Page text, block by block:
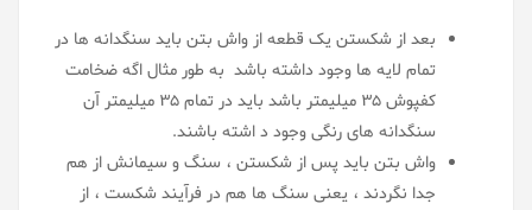
بعد از شکستن یک قطعه از واش بتن باید سنگدانه ها در
تمام لایه ها وجود داشته باشد به طور مثال اگه ضخامت
کفپوش 35 میلیمتر باشد باید در تمام 35 میلیمتر آن
سنگدانه های رنگی وجود د اشته باشند.
واش بتن باید پس از شکستن ، سنگ و سیمانش از هم
جدا نگردند ، یعنی سنگ ها هم در فرآیند شکست ، از